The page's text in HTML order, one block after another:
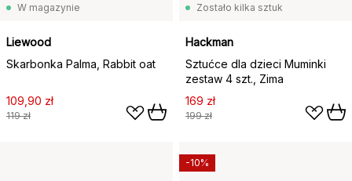
W magazynie
Liewood
Skarbonka Palma, Rabbit oat
109,90 zł
119 zł
Zostało kilka sztuk
Hackman
Sztućce dla dzieci Muminki
zestaw 4 szt., Zima
169 zł
199 zł
-10%